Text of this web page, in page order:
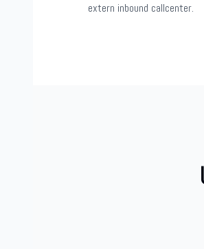
extern inbound callcenter.